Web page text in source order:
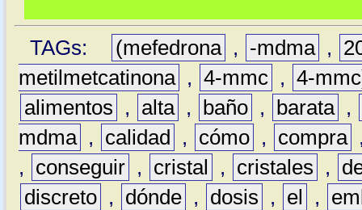
TAGs: (mefedrona , -mdma ,
metilmetcatinona , 4-mmc , 4-
alimentos
, alta , baño , barata ,
mdma , calidad , cómo , compra
,
conseguir , cristal , cristales ,
discreto , dónde , dosis , el ,